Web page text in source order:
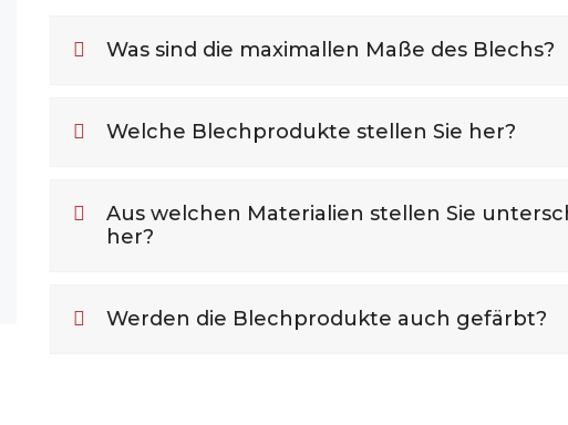
Was sind die maximallen Maße des Blechs?
Welche Blechprodukte stellen Sie her?
Aus welchen Materialien stellen Sie
her?
Werden die Blechprodukte auch gefärbt?